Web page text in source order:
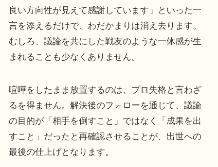
良い方向性が見えて感謝しています」といった一
言を添えるだけで、わだかまりは消え去ります。
むしろ、議論を共にした戦友のような一体感が生
まれることも少なくありません。
喧嘩をしたまま放置するのは、プロ失格と言わざ
るを得ません。解決後のフォローを通じて、議論
の目的が「相手を倒すこと」ではなく「成果を出
すこと」だったと再確認させることが、出世への
最後の仕上げとなります。